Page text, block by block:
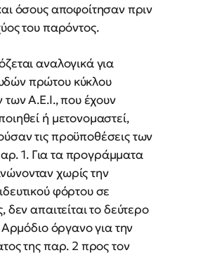
όσους αποφοίτησαν πριν
του παρόντος.
αναλογικά για
πρώτου κύκλου
Α.Ε.Ι., που έχουν
ή μετονομαστεί,
τις προϋποθέσεις των
1. Για τα προγράμματα
χωρίς την
φόρτου σε
δεν απαιτείται το δεύτερο
όργανο για την
της παρ. 2 προς τον